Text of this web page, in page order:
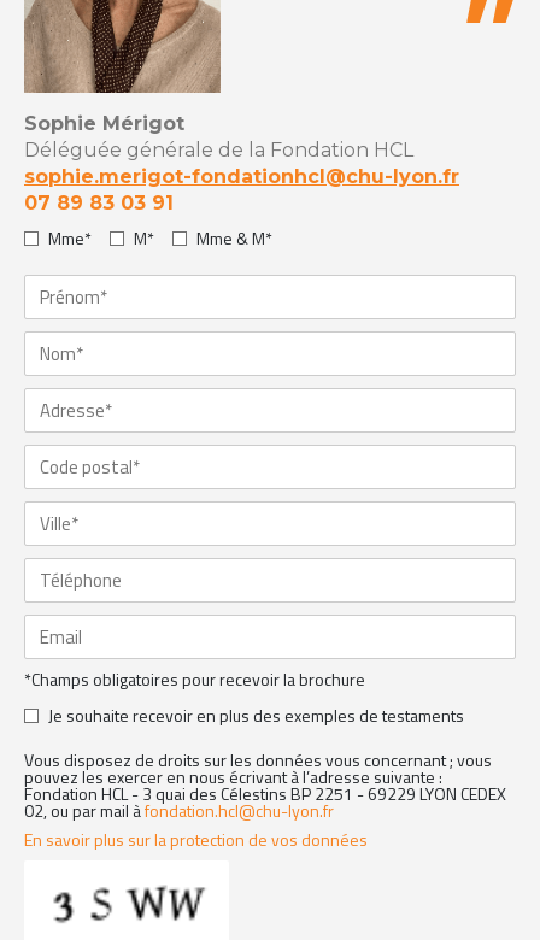
Sophie Mérigot
Déléguée générale de la Fondation HCL
sophie.merigot-fondationhcl@chu-lyon.fr
07 89 83 03 91
Mme* M* Mme & M*
*Champs obligatoires pour recevoir la brochure
Je souhaite recevoir en plus des exemples de testaments
Vous disposez de droits sur les données vous concernant ; vous
pouvez les exercer en nous écrivant à l’adresse suivante :
Fondation HCL - 3 quai des Célestins BP 2251 - 69229 LYON CEDEX
02, ou par mail àfondation.hcl@chu-lyon.fr
En savoir plus sur la protection de vos données